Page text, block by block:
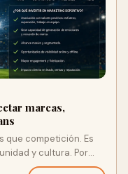
marcas,
que competición. Es
y cultura. Por